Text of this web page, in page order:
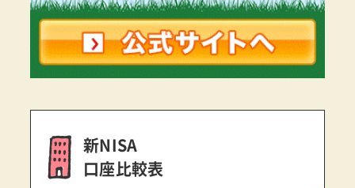
新NISA
口座比較表